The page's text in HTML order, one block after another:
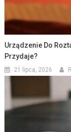
Urządzenie Do
Przydaje?
21 lipca, 2026